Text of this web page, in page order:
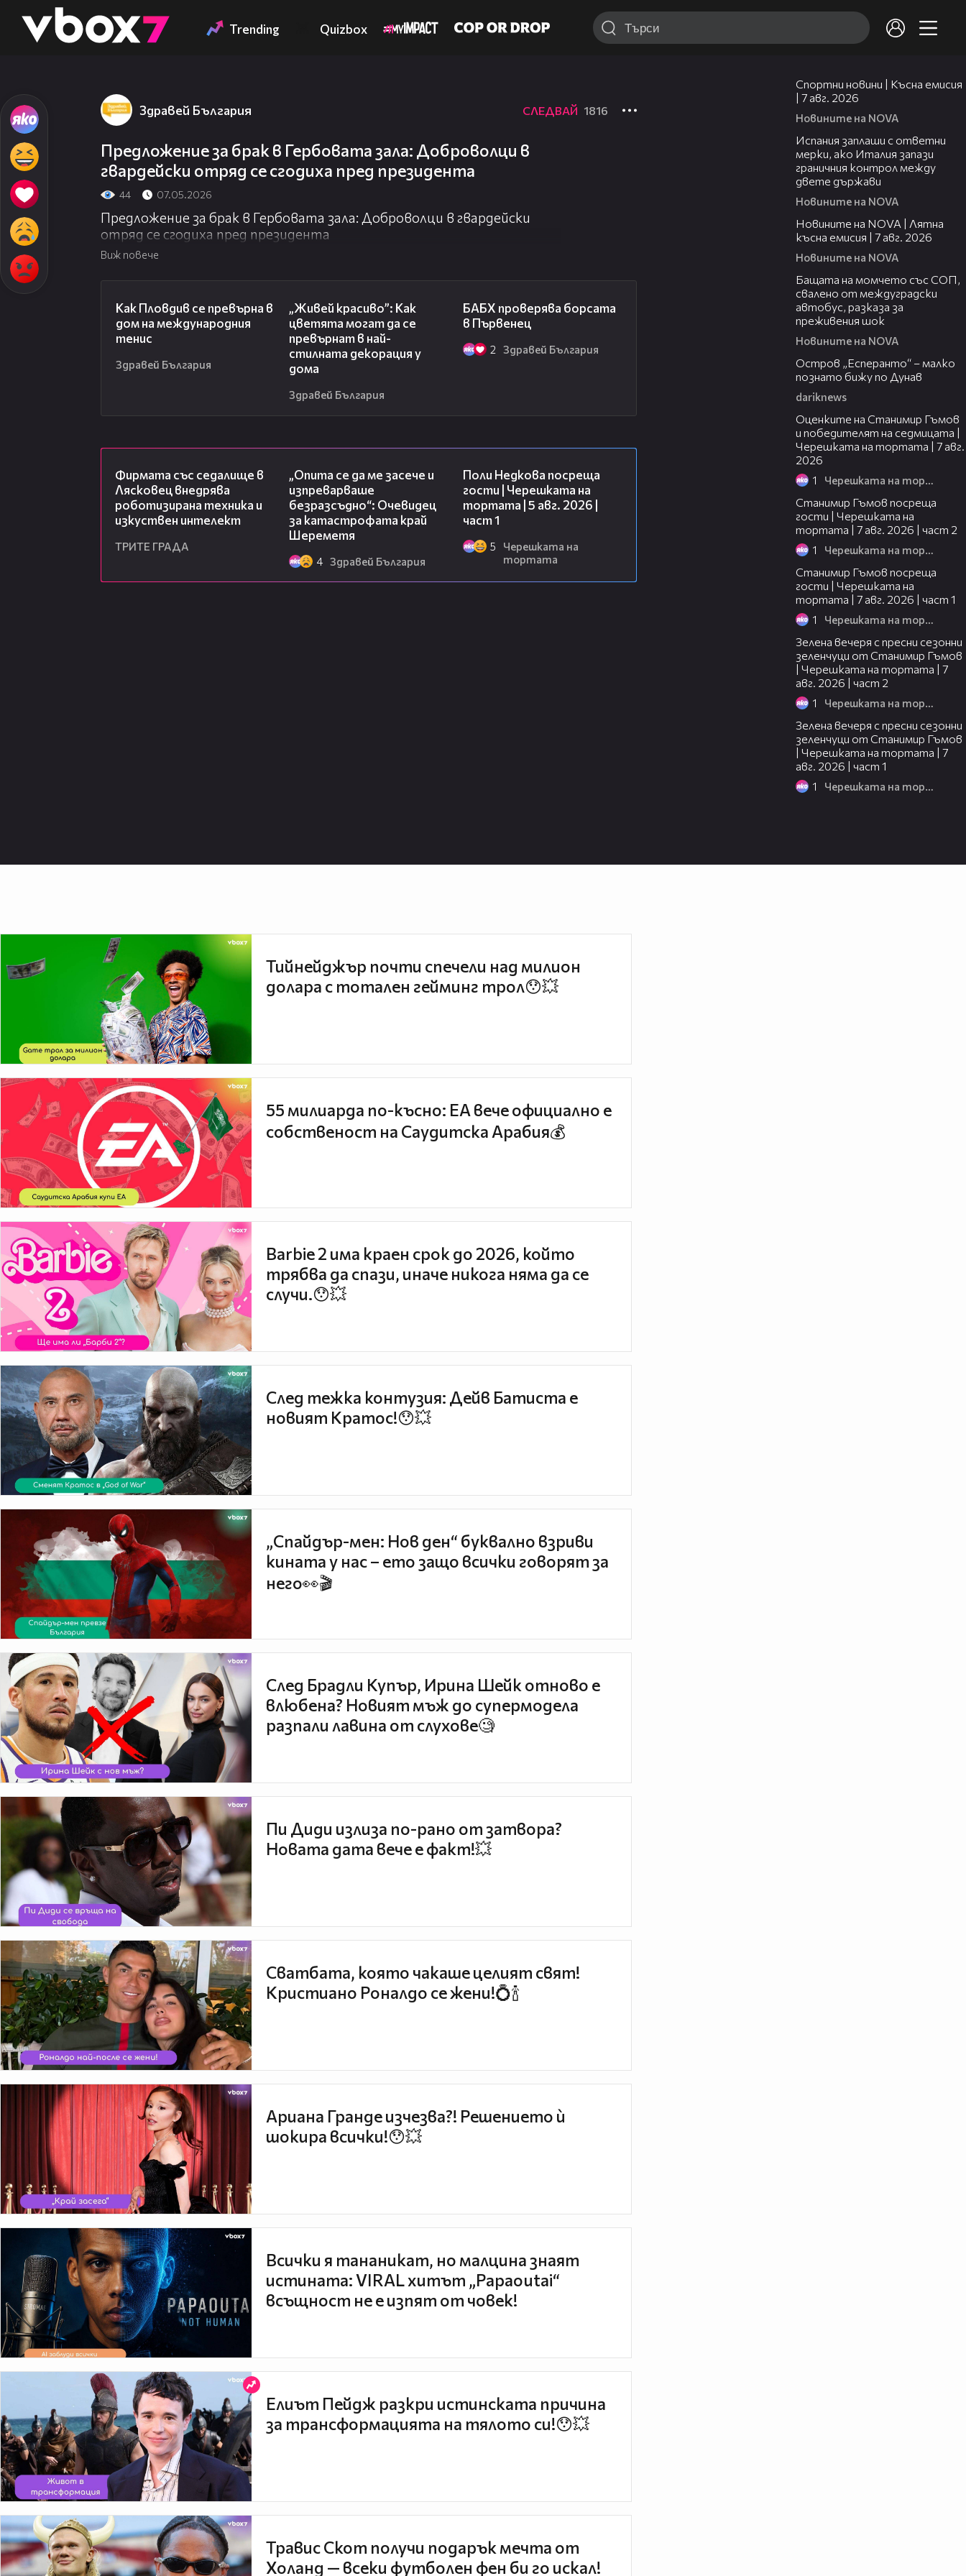
👾 Trending Quizbox
Здравей България СЛЕДВАЙ 1816
Предложение за брак в Гербовата зала: Доброволци в
гвардейски отряд се сгодиха пред президента
44 07.05.2026
Предложение за брак в Гербовата зала: Доброволци в гвардейски
отряд се сгодиха пред президента
Виж повече
Как Пловдив се превърна в
дом на международния
тенис
Здравей България
„Живей красиво”: Как
цветята могат да се
превърнат в най-
стилната декорация у
дома
Здравей България
БАБХ проверява борсата
в Първенец
2 Здравей България
Фирмата със седалище в
Лясковец внедрява
роботизирана техника и
изкуствен интелект
ТРИТЕ ГРАДА
„Опита се да ме засече и
изпреварваше
безразсъдно“: Очевидец
за катастрофата край
Шереметя
4 Здравей България
Поли Недкова посреща
гости | Черешката на
тортата | 5 авг. 2026 |
част 1
5
Черешката на
тортата
Спортни новини | Късна емисия
| 7 авг. 2026
Новините на NOVA
Испания заплаши с ответни
мерки, ако Италия запази
граничния контрол между
двете държави
Новините на NOVA
Новините на NOVA | Лятна
късна емисия | 7 авг. 2026
Новините на NOVA
Бащата на момчето със СОП,
свалено от междуградски
автобус, разказа за
преживения шок
Новините на NOVA
Остров „Есперанто“ – малко
познато бижу по Дунав
dariknews
Оценките на Станимир Гъмов
и победителят на седмицата |
Черешката на тортата | 7 авг.
2026
1 Черешката на тортата
Станимир Гъмов посреща
гости | Черешката на
тортата | 7 авг. 2026 | част 2
1 Черешката на тортата
Станимир Гъмов посреща
гости | Черешката на
тортата | 7 авг. 2026 | част 1
1 Черешката на тортата
Зелена вечеря с пресни сезонни
зеленчуци от Станимир Гъмов
| Черешката на тортата | 7
авг. 2026 | част 2
1 Черешката на тортата
Зелена вечеря с пресни сезонни
зеленчуци от Станимир Гъмов
| Черешката на тортата | 7
авг. 2026 | част 1
1 Черешката на тортата
Тийнейджър почти спечели над милион
долара с тотален гейминг трол😯💥
55 милиарда по-късно: EA вече официално е
собственост на Саудитска Арабия💰
Barbie 2 има краен срок до 2026, който
трябва да спази, иначе никога няма да се
случи.😯💥
След тежка контузия: Дейв Батиста е
новият Кратос!😯💥
„Спайдър-мен: Нов ден“ буквално взриви
кината у нас – ето защо всички говорят за
него👀🎬
След Брадли Купър, Ирина Шейк отново е
влюбена? Новият мъж до супермодела
разпали лавина от слухове🧐
Пи Диди излиза по-рано от затвора?
Новата дата вече е факт!💥
Сватбата, която чакаше целият свят!
Кристиано Роналдо се жени!💍🍾
Ариана Гранде изчезва?! Решението ѝ
шокира всички!😯💥
Всички я тананикат, но малцина знаят
истината: VIRAL хитът „Papaoutai“
всъщност не е изпят от човек!
Елиът Пейдж разкри истинската причина
за трансформацията на тялото си!😯💥
Травис Скот получи подарък мечта от
Холанд — всеки футболен фен би го искал!